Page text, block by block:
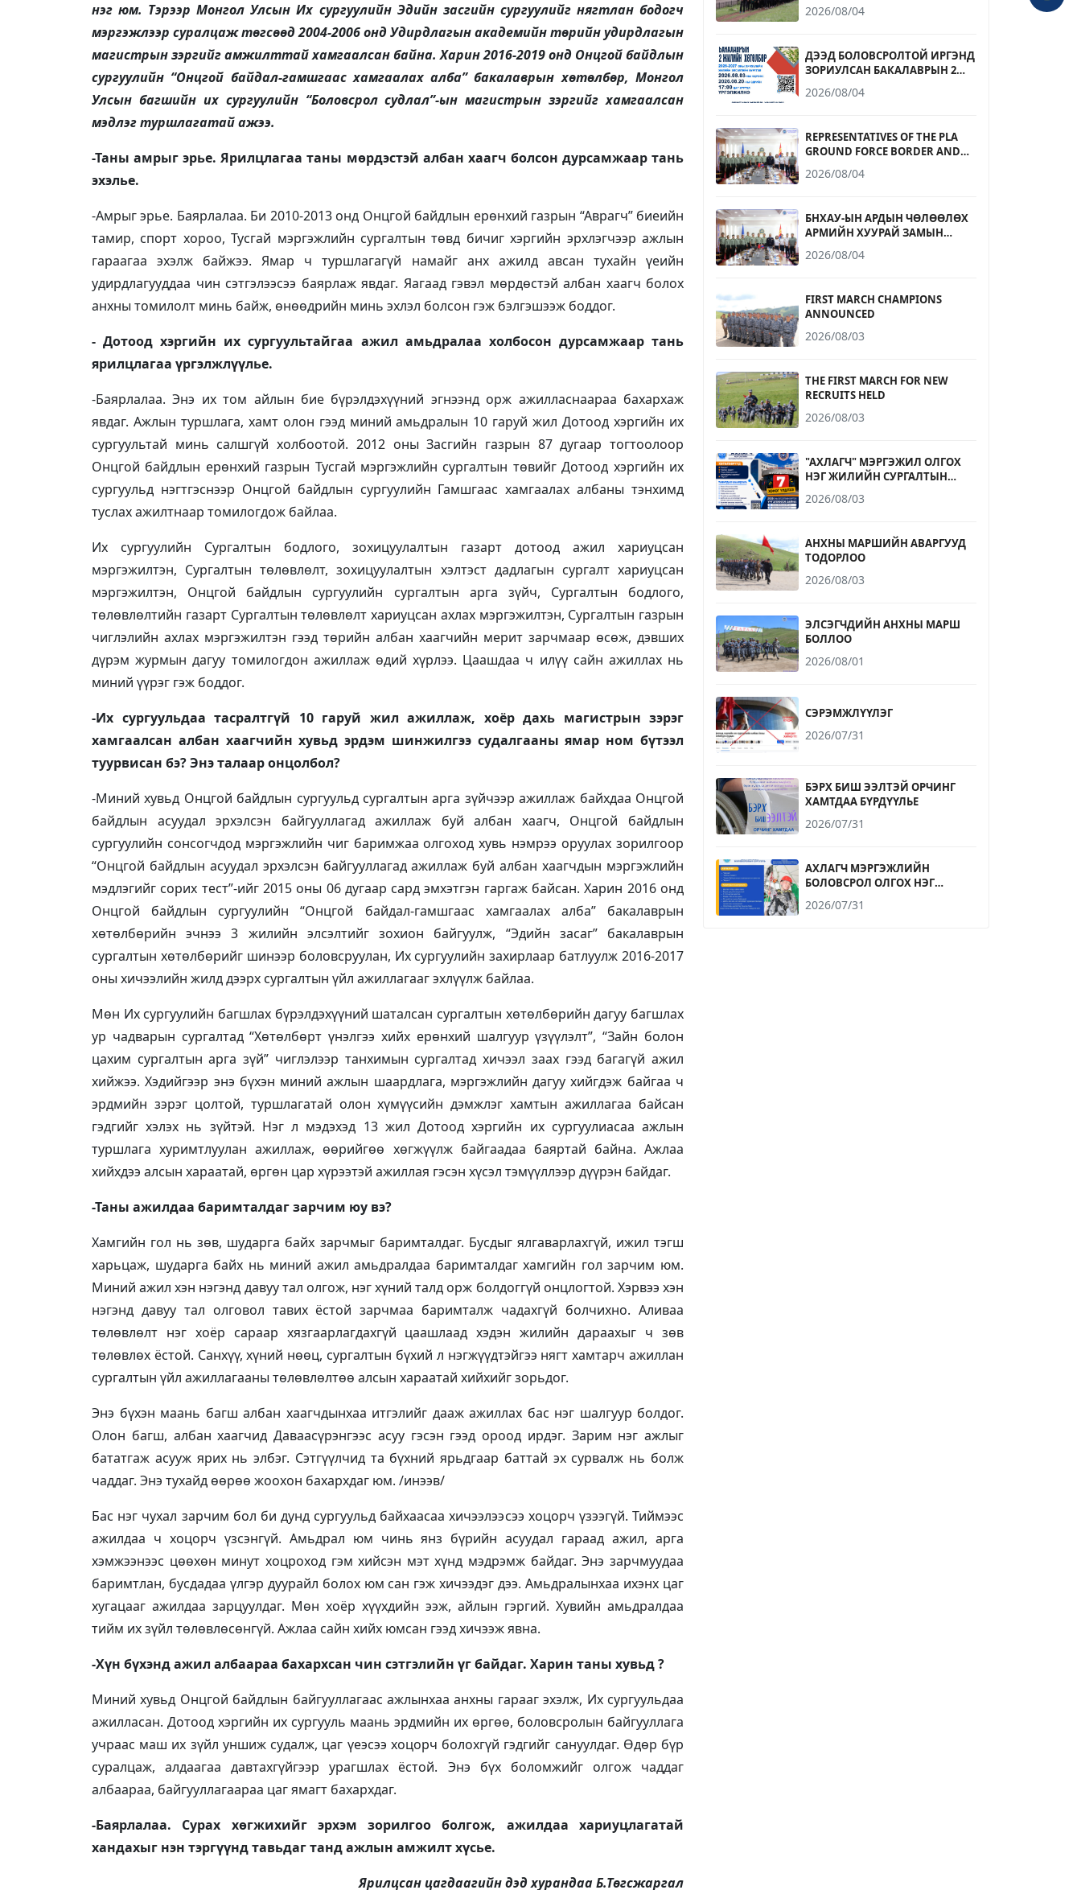
нэг юм. Тэрээр Монгол Улсын Их сургуулийн Эдийн засгийн сургуулийг нягтлан бодогч
мэргэжлээр суралцаж төгсөөд 2004-2006 онд Удирдлагын академийн төрийн удирдлагын
магистрын зэргийг амжилттай хамгаалсан байна. Харин 2016-2019 онд Онцгой байдлын
сургуулийн “Онцгой байдал-гамшгаас хамгаалах алба” бакалаврын хөтөлбөр, Монгол
Улсын багшийн их сургуулийн “Боловсрол судлал”-ын магистрын зэргийг хамгаалсан
мэдлэг туршлагатай ажээ.
-Таны амрыг эрье. Ярилцлагаа таны мөрдэстэй албан хаагч болсон дурсамжаар тань
эхэлье.
-Амрыг эрье. Баярлалаа. Би 2010-2013 онд Онцгой байдлын ерөнхий газрын “Аврагч” биеийн
тамир, спорт хороо, Тусгай мэргэжлийн сургалтын төвд бичиг хэргийн эрхлэгчээр ажлын
гараагаа эхэлж байжээ. Ямар ч туршлагагүй намайг анх ажилд авсан тухайн үеийн
удирдлагууддаа чин сэтгэлээсээ баярлаж явдаг. Яагаад гэвэл мөрдөстэй албан хаагч болох
анхны томилолт минь байж, өнөөдрийн минь эхлэл болсон гэж бэлгэшээж боддог.
- Дотоод хэргийн их сургуультайгаа ажил амьдралаа холбосон дурсамжаар тань
ярилцлагаа үргэлжлүүлье.
-Баярлалаа. Энэ их том айлын бие бүрэлдэхүүний эгнээнд орж ажилласнаараа бахархаж
явдаг. Ажлын туршлага, хамт олон гээд миний амьдралын 10 гаруй жил Дотоод хэргийн их
сургуультай минь салшгүй холбоотой. 2012 оны Засгийн газрын 87 дугаар тогтоолоор
Онцгой байдлын ерөнхий газрын Тусгай мэргэжлийн сургалтын төвийг Дотоод хэргийн их
сургуульд нэгтгэснээр Онцгой байдлын сургуулийн Гамшгаас хамгаалах албаны тэнхимд
туслах ажилтнаар томилогдож байлаа.
Их сургуулийн Сургалтын бодлого, зохицуулалтын газарт дотоод ажил хариуцсан
мэргэжилтэн, Сургалтын төлөвлөлт, зохицуулалтын хэлтэст дадлагын сургалт хариуцсан
мэргэжилтэн, Онцгой байдлын сургуулийн сургалтын арга зүйч, Сургалтын бодлого,
төлөвлөлтийн газарт Сургалтын төлөвлөлт хариуцсан ахлах мэргэжилтэн, Сургалтын газрын
чиглэлийн ахлах мэргэжилтэн гээд төрийн албан хаагчийн мерит зарчмаар өсөж, дэвших
дүрэм журмын дагуу томилогдон ажиллаж өдий хүрлээ. Цаашдаа ч илүү сайн ажиллах нь
миний үүрэг гэж боддог.
-Их сургуульдаа тасралтгүй 10 гаруй жил ажиллаж, хоёр дахь магистрын зэрэг
хамгаалсан албан хаагчийн хувьд эрдэм шинжилгээ судалгааны ямар ном бүтээл
туурвисан бэ? Энэ талаар онцолбол?
-Миний хувьд Онцгой байдлын сургуульд сургалтын арга зүйчээр ажиллаж байхдаа Онцгой
байдлын асуудал эрхэлсэн байгууллагад ажиллаж буй албан хаагч, Онцгой байдлын
сургуулийн сонсогчдод мэргэжлийн чиг баримжаа олгоход хувь нэмрээ оруулах зорилгоор
“Онцгой байдлын асуудал эрхэлсэн байгууллагад ажиллаж буй албан хаагчдын мэргэжлийн
мэдлэгийг сорих тест”-ийг 2015 оны 06 дугаар сард эмхэтгэн гаргаж байсан. Харин 2016 онд
Онцгой байдлын сургуулийн “Онцгой байдал-гамшгаас хамгаалах алба” бакалаврын
хөтөлбөрийн эчнээ 3 жилийн элсэлтийг зохион байгуулж, “Эдийн засаг” бакалаврын
сургалтын хөтөлбөрийг шинээр боловсруулан, Их сургуулийн захирлаар батлуулж 2016-2017
оны хичээлийн жилд дээрх сургалтын үйл ажиллагааг эхлүүлж байлаа.
Мөн Их сургуулийн багшлах бүрэлдэхүүний шаталсан сургалтын хөтөлбөрийн дагуу багшлах
ур чадварын сургалтад “Хөтөлбөрт үнэлгээ хийх ерөнхий шалгуур үзүүлэлт”, “Зайн болон
цахим сургалтын арга зүй” чиглэлээр танхимын сургалтад хичээл заах гээд багагүй ажил
хийжээ. Хэдийгээр энэ бүхэн миний ажлын шаардлага, мэргэжлийн дагуу хийгдэж байгаа ч
эрдмийн зэрэг цолтой, туршлагатай олон хүмүүсийн дэмжлэг хамтын ажиллагаа байсан
гэдгийг хэлэх нь зүйтэй. Нэг л мэдэхэд 13 жил Дотоод хэргийн их сургуулиасаа ажлын
туршлага хуримтлуулан ажиллаж, өөрийгөө хөгжүүлж байгаадаа баяртай байна. Ажлаа
хийхдээ алсын хараатай, өргөн цар хүрээтэй ажиллая гэсэн хүсэл тэмүүллээр дүүрэн байдаг.
-Таны ажилдаа баримталдаг зарчим юу вэ?
Хамгийн гол нь зөв, шударга байх зарчмыг баримталдаг. Бусдыг ялгаварлахгүй, ижил тэгш
харьцаж, шударга байх нь миний ажил амьдралдаа баримталдаг хамгийн гол зарчим юм.
Миний ажил хэн нэгэнд давуу тал олгож, нэг хүний талд орж болдоггүй онцлогтой. Хэрвээ хэн
нэгэнд давуу тал олговол тавих ёстой зарчмаа баримталж чадахгүй болчихно. Аливаа
төлөвлөлт нэг хоёр сараар хязгаарлагдахгүй цаашлаад хэдэн жилийн дараахыг ч зөв
төлөвлөх ёстой. Санхүү, хүний нөөц, сургалтын бүхий л нэгжүүдтэйгээ нягт хамтарч ажиллан
сургалтын үйл ажиллагааны төлөвлөлтөө алсын хараатай хийхийг зорьдог.
Энэ бүхэн маань багш албан хаагчдынхаа итгэлийг дааж ажиллах бас нэг шалгуур болдог.
Олон багш, албан хаагчид Даваасүрэнгээс асуу гэсэн гээд ороод ирдэг. Зарим нэг ажлыг
бататгаж асууж ярих нь элбэг. Сэтгүүлчид та бүхний ярьдгаар баттай эх сурвалж нь болж
чаддаг. Энэ тухайд өөрөө жоохон бахархдаг юм. /инээв/
Бас нэг чухал зарчим бол би дунд сургуульд байхаасаа хичээлээсээ хоцорч үзээгүй. Тиймээс
ажилдаа ч хоцорч үзсэнгүй. Амьдрал юм чинь янз бүрийн асуудал гараад ажил, арга
хэмжээнээс цөөхөн минут хоцроход гэм хийсэн мэт хүнд мэдрэмж байдаг. Энэ зарчмуудаа
баримтлан, бусдадаа үлгэр дуурайл болох юм сан гэж хичээдэг дээ. Амьдралынхаа ихэнх цаг
хугацааг ажилдаа зарцуулдаг. Мөн хоёр хүүхдийн ээж, айлын гэргий. Хувийн амьдралдаа
тийм их зүйл төлөвлөсөнгүй. Ажлаа сайн хийх юмсан гээд хичээж явна.
-Хүн бүхэнд ажил албаараа бахархсан чин сэтгэлийн үг байдаг. Харин таны хувьд ?
Миний хувьд Онцгой байдлын байгууллагаас ажлынхаа анхны гарааг эхэлж, Их сургуульдаа
ажилласан. Дотоод хэргийн их сургууль маань эрдмийн их өргөө, боловсролын байгууллага
учраас маш их зүйл уншиж судалж, цаг үеэсээ хоцорч болохгүй гэдгийг сануулдаг. Өдөр бүр
суралцаж, алдаагаа давтахгүйгээр урагшлах ёстой. Энэ бүх боломжийг олгож чаддаг
албаараа, байгууллагаараа цаг ямагт бахархдаг.
-Баярлалаа. Сурах хөгжихийг эрхэм зорилгоо болгож, ажилдаа хариуцлагатай
хандахыг нэн тэргүүнд тавьдаг танд ажлын амжилт хүсье.
Ярилцсан цагдаагийн дэд хурандаа Б.Төгсжаргал
2026/08/04
ДЭЭД БОЛОВСРОЛТОЙ ИРГЭНД
ЗОРИУЛСАН БАКАЛАВРЫН 2
БҮРТГЭЛ ЭХЭЛЛЭЭ
2026/08/04
REPRESENTATIVES OF THE PLA
GROUND FORCE BORDER AND
RECEIVED
2026/08/04
БНХАУ-ЫН АРДЫН ЧӨЛӨӨЛӨХ
АРМИЙН ХУУРАЙ ЗАМЫН
ХАМГААЛАЛТЫН ДЭЭД
УУЛЗЛАА
2026/08/04
FIRST MARCH CHAMPIONS
ANNOUNCED
2026/08/03
THE FIRST MARCH FOR NEW
RECRUITS HELD
2026/08/03
"АХЛАГЧ" МЭРГЭЖИЛ ОЛГОХ
НЭГ ЖИЛИЙН СУРГАЛТЫН
ДУУСАХАД 7 ХОНОГ ҮЛДЛЭЭ
2026/08/03
АНХНЫ МАРШИЙН АВАРГУУД
ТОДОРЛОО
2026/08/03
ЭЛСЭГЧДИЙН АНХНЫ МАРШ
БОЛЛОО
2026/08/01
СЭРЭМЖЛҮҮЛЭГ
2026/07/31
БЭРХ БИШ ЭЭЛТЭЙ ОРЧИНГ
ХАМТДАА БҮРДҮҮЛЬЕ
2026/07/31
АХЛАГЧ МЭРГЭЖЛИЙН
БОЛОВСРОЛ ОЛГОХ НЭГ
ЭЛСЭЛТИЙН БҮРТГЭЛ
2026/07/31